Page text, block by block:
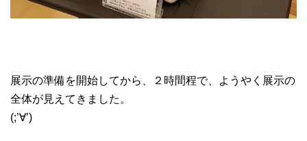
展示の準備を開始してから、２時間程で、ようやく展示の
全体が見えてきました。
(;’∀’)